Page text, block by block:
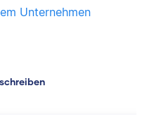
Unternehmen